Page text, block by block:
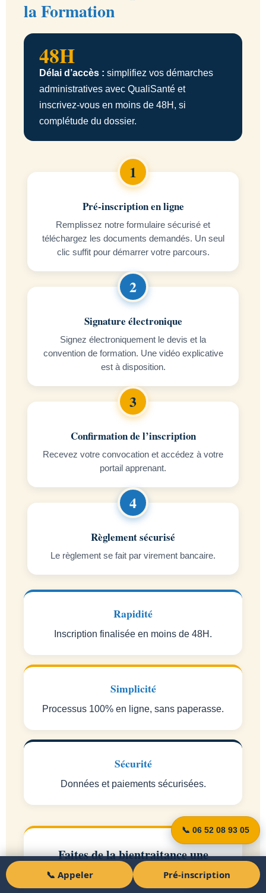
la Formation
48H
Délai d’accès : simplifiez vos démarches
administratives avec QualiSanté et
inscrivez-vous en moins de 48H, si
complétude du dossier.
Pré-inscription en ligne
Remplissez notre formulaire sécurisé et
téléchargez les documents demandés. Un seul
clic suffit pour démarrer votre parcours.
Signature électronique
Signez électroniquement le devis et la
convention de formation. Une vidéo explicative
est à disposition.
Confirmation de l’inscription
Recevez votre convocation et accédez à votre
portail apprenant.
Règlement sécurisé
Le règlement se fait par virement bancaire.
Rapidité
Inscription finalisée en moins de 48H.
Simplicité
Processus 100% en ligne, sans paperasse.
Sécurité
Données et paiements sécurisées.
Faites de la bientraitance une
valeur pilier de votre établissement
📞 06 52 08 93 05
Pré-inscription
📞 Appeler Pré-inscription